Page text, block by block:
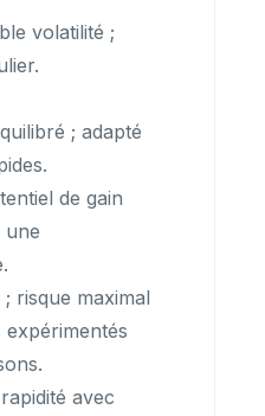
volatilité ;
; adapté
de gain
une
; risque maximal
avec